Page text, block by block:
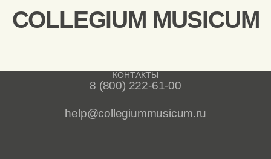
COLLEGIUM MUSICUM
КОНТАКТЫ
8 (800) 222-61-00
help@collegiummusicum.ru